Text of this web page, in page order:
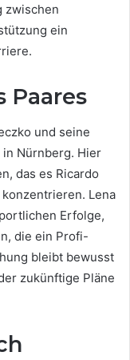
zwischen
ein
Paares
und seine
Nürnberg. Hier
das es Ricardo
Lena
Erfolge,
die ein Profi-
bleibt bewusst
zukünftige Pläne